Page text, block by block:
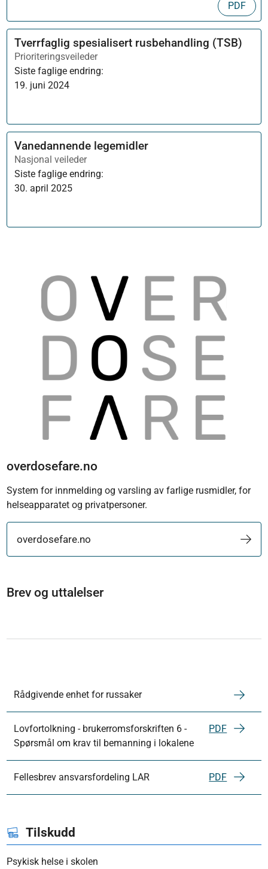
PDF
Tverrfaglig spesialisert rusbehandling (TSB)
Prioriteringsveileder
Siste faglige endring:
19. juni 2024
Vanedannende legemidler
Nasjonal veileder
Siste faglige endring:
30. april 2025
overdosefare.no
System for innmelding og varsling av farlige rusmidler, for
helseapparatet og privatpersoner.
overdosefare.no
Brev og uttalelser
Rådgivende enhet for russaker
Lovfortolkning - brukerromsforskriften 6 -
Spørsmål om krav til bemanning i lokalene
PDF
Fellesbrev ansvarsfordeling LAR PDF
Tilskudd
Psykisk helse i skolen